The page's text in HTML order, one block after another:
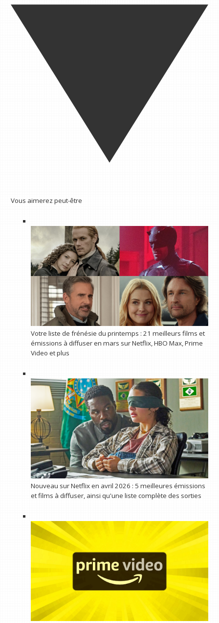
Vous aimerez peut-être
Votre liste de frénésie du printemps : 21 meilleurs films et
émissions à diffuser en mars sur Netflix, HBO Max, Prime
Video et plus
Nouveau sur Netflix en avril 2026 : 5 meilleures émissions
et films à diffuser, ainsi qu'une liste complète des sorties